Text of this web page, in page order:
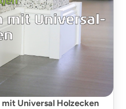
Universal Holzecken